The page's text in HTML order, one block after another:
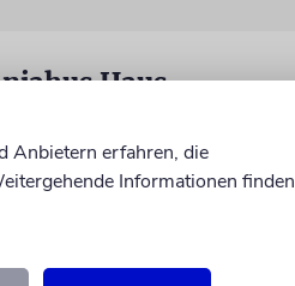
Haus
Anbietern erfahren, die
Informationen finden